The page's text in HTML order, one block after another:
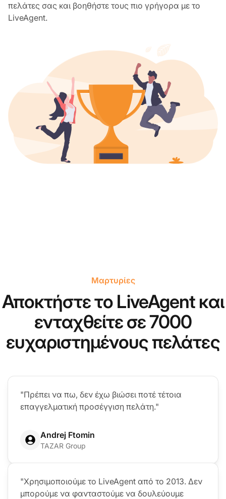
πελάτες σας και βοηθήστε τους πιο γρήγορα με το
LiveAgent.
Μαρτυρίες
Αποκτήστε το LiveAgent και
ενταχθείτε σε 7000
ευχαριστημένους πελάτες
"Πρέπει να πω, δεν έχω βιώσει ποτέ τέτοια
επαγγελματική προσέγγιση πελάτη."
Andrej Ftomin
TAZAR Group
"Χρησιμοποιούμε το LiveAgent από το 2013. Δεν
μπορούμε να φανταστούμε να δουλεύουμε